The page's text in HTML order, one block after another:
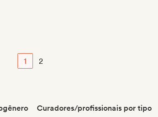
1 2
Curadores/profissionais por tipo